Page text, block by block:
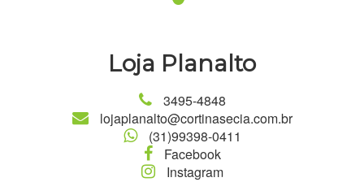
Loja Planalto
3495-4848
lojaplanalto@cortinasecia.com.br
(31)99398-0411
Facebook
Instagram